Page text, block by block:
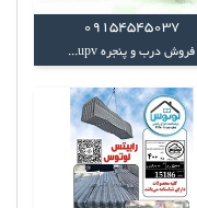
09154545037
فروش درب و پنجره upv...